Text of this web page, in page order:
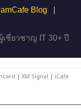
Blog
ชี่ยวชาญ IT 30+ ปี
| XM Signal | iCafe